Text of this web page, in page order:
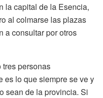
la capital de la Esencia,
al colmarse las plazas
a consultar por otros
tres personas
es lo que siempre se ve y
sean de la provincia. Si